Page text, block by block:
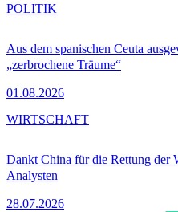
Aus dem spanischen Ceuta
„zerbrochene Träume“
01.08.2026
POLITIK
Dankt China für die Rettung der
Analysten
28.07.2026
WIRTSCHAFT